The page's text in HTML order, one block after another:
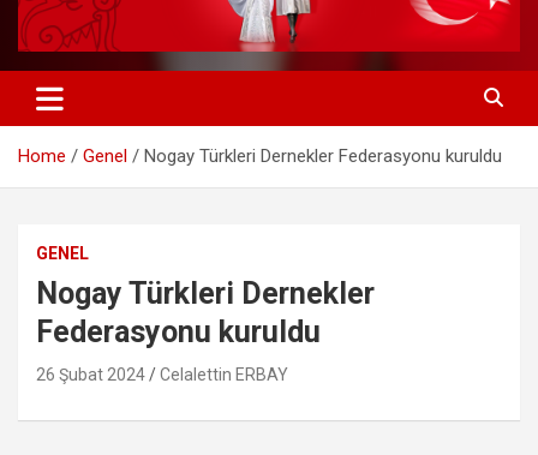
Home Genel Nogay Türkleri Dernekler Federasyonu kuruldu
GENEL
Nogay Türkleri Dernekler
Federasyonu kuruldu
26 Şubat 2024 Celalettin ERBAY